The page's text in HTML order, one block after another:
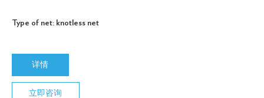
Type of net: knotless net
详情
立即咨询